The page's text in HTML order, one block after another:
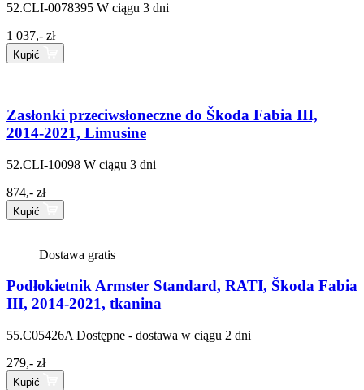
52.CLI-0078395 W ciągu 3 dni
1 037,- zł
Kupić
Zasłonki przeciwsłoneczne do Škoda Fabia III,
2014-2021, Limusine
52.CLI-10098 W ciągu 3 dni
874,- zł
Kupić
Dostawa gratis
Podłokietnik Armster Standard, RATI, Škoda Fabia
III, 2014-2021, tkanina
55.C05426A Dostępne - dostawa w ciągu 2 dni
279,- zł
Kupić